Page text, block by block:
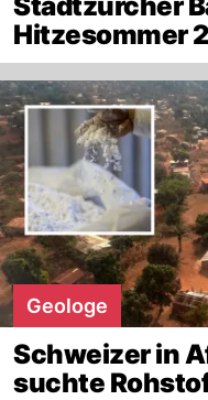
Hitzesommer
Geologe
Schweizer in
suchte